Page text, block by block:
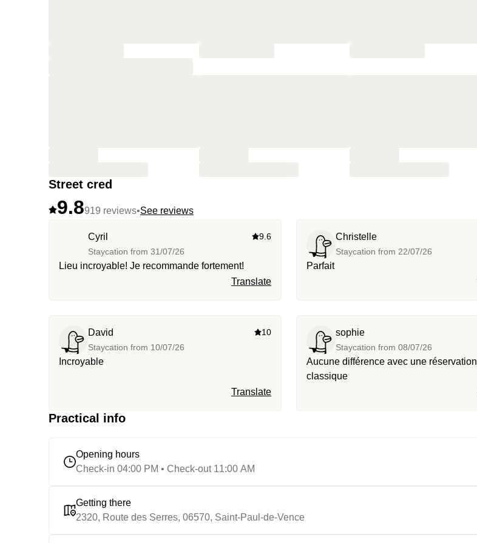
Street cred
9.8919 reviews•See reviews
Cyril
Staycation from 31/07/26
9.6
Lieu incroyable! Je recommande fortement!
Translate
Christelle
Staycation from 22/07/26
Parfait
David
Staycation from 10/07/26
10
Incroyable
Translate
sophie
Staycation from 08/07/26
Aucune différence avec une réservation
classique
Practical info
Opening hours
Check-in 04:00 PM • Check-out 11:00 AM
Getting there
2320, Route des Serres, 06570, Saint-Paul-de-Vence